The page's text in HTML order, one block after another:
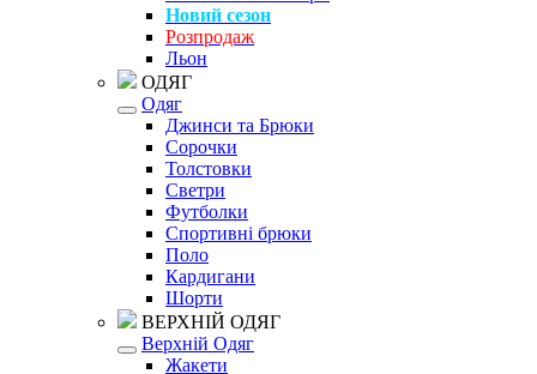
Новий сезон
Розпродаж
Льон
ОДЯГ
Одяг
Джинси та Брюки
Сорочки
Толстовки
Светри
Футболки
Спортивні брюки
Поло
Кардигани
Шорти
ВЕРХНІЙ ОДЯГ
Верхній Одяг
Жакети